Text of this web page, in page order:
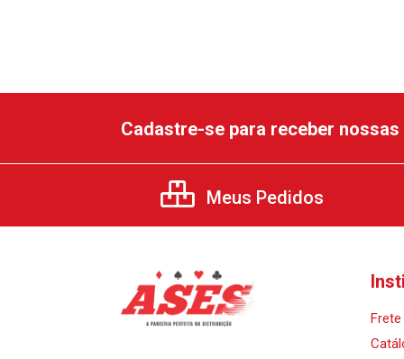
Cadastre-se para receber
Meus Pedidos